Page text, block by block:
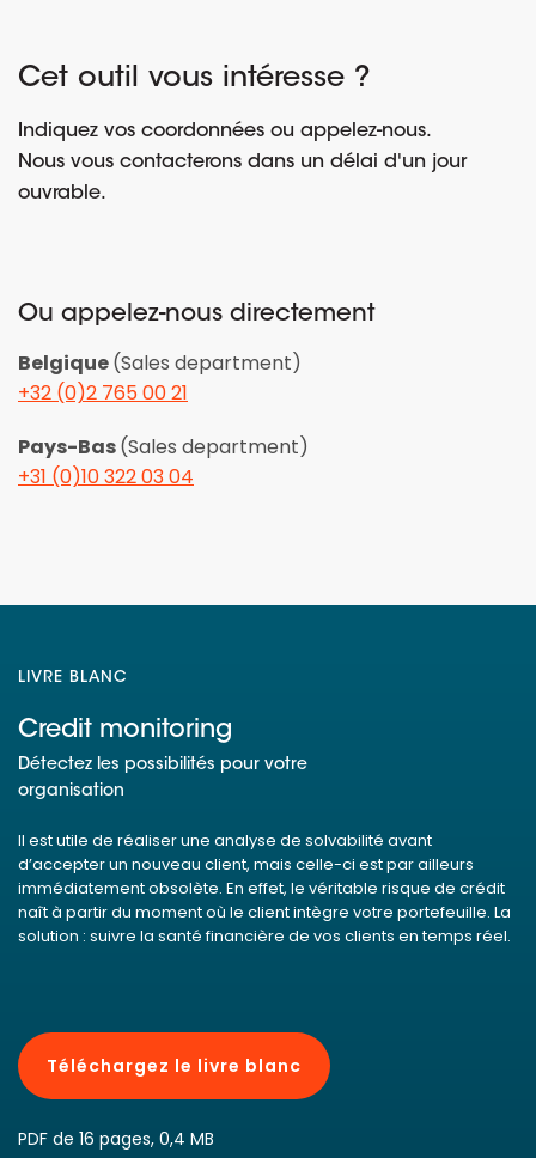
Cet outil vous intéresse ?
Indiquez vos coordonnées ou appelez-nous.
Nous vous contacterons dans un délai d'un jour
ouvrable.
Ou appelez-nous directement
Belgique(Sales department)
+32 (0)2 765 00 21
Pays-Bas(Sales department)
+31 (0)10 322 03 04
LIVRE BLANC
Credit monitoring
Détectez les possibilités pour votre
organisation
Il est utile de réaliser une analyse de solvabilité avant
d’accepter un nouveau client, mais celle-ci est par ailleurs
immédiatement obsolète. En effet, le véritable risque de crédit
naît à partir du moment où le client intègre votre portefeuille. La
solution : suivre la santé financière de vos clients en temps réel.
Téléchargez le livre blanc
PDF de 16 pages, 0,4 MB